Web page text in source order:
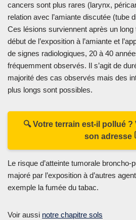
cancers sont plus rares (larynx,
relation avec l’amiante discutée (tube
Ces lésions surviennent après un
début de l’exposition à l’amiante et
de signes radiologiques, 20 à 40
fréquemment observés. Il s’agit de
majorité des cas observés mais des
plus longs sont possibles.
🔍 Votre terrain est-il pollué ?
son adresse
Le risque d’atteinte tumorale broncho-
majoré par l’exposition à d’autres
exemple la fumée du tabac.
Voir aussi notre chapitre sols